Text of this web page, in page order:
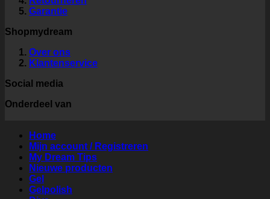
Garantie
Shopmydream
Over ons
Klantenservice
Social media
Onderdeel van
Home
Mijn account / Registreren
My Dream Tips
Nieuwe producten
Gel
Gelpolish